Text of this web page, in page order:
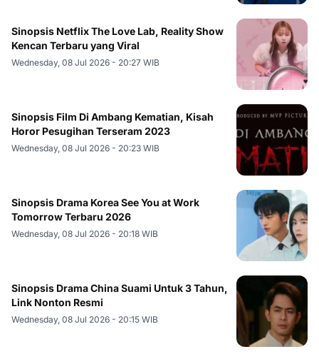
Sinopsis Netflix The Love Lab, Reality Show
Kencan Terbaru yang Viral
Wednesday, 08 Jul 2026 - 20:27 WIB
Sinopsis Film Di Ambang Kematian, Kisah
Horor Pesugihan Terseram 2023
Wednesday, 08 Jul 2026 - 20:23 WIB
Sinopsis Drama Korea See You at Work
Tomorrow Terbaru 2026
Wednesday, 08 Jul 2026 - 20:18 WIB
Sinopsis Drama China Suami Untuk 3 Tahun,
Link Nonton Resmi
Wednesday, 08 Jul 2026 - 20:15 WIB